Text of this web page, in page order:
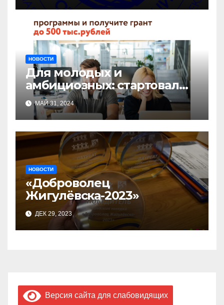
НОВОСТИ
Для молодых и
амбициозных: стартовал
прием заявок на участие в
бизнес-акселераторе «Ты
предприниматель»
МАЙ 31, 2024
НОВОСТИ
«Доброволец
Жигулёвска-2023»
ДЕК 29, 2023
Версия сайта для слабовидящих